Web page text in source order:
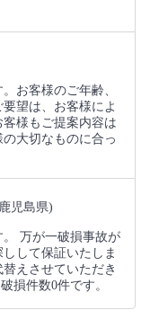
お客様のご年齢、
望は、お客様によ
様もご提案内容は
大切なものに合っ
児島県)
万が一破損事故が
して保証いたしま
えさせていただき
損件数0件です。